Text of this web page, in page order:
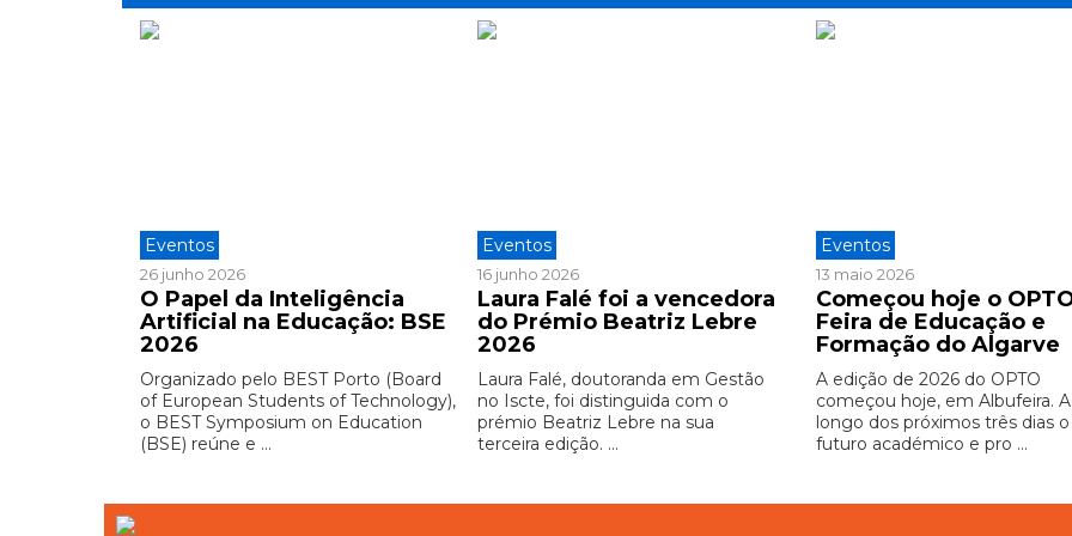
Eventos
26 junho 2026
O Papel da Inteligência
Artificial na Educação: BSE
2026
Organizado pelo BEST Porto (Board
of European Students of Technology),
o BEST Symposium on Education
(BSE) reúne e ...
Eventos
16 junho 2026
Laura Falé foi a vencedora
do Prémio Beatriz Lebre
2026
Laura Falé, doutoranda em Gestão
no Iscte, foi distinguida com o
prémio Beatriz Lebre na sua
terceira edição. ...
Eventos
13 maio 2026
Começou hoje o
Feira de Educação e
Formação do Algarve
A edição de 2026 do OPTO
começou hoje, em Albufeira.
longo dos próximos três dias o
futuro académico e pro ...